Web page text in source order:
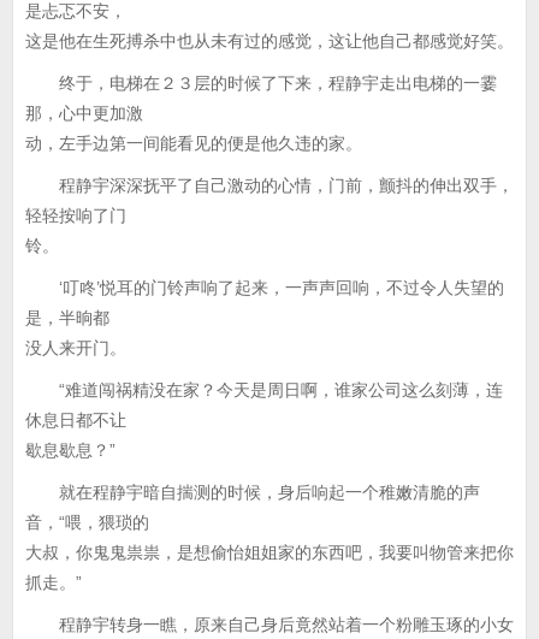
是忐忑不安，
这是他在生死搏杀中也从未有过的感觉，这让他自己都感觉好笑。
终于，电梯在２３层的时候了下来，程静宇走出电梯的一霎
那，心中更加激
动，左手边第一间能看见的便是他久违的家。
程静宇深深抚平了自己激动的心情，门前，颤抖的伸出双手，
轻轻按响了门
铃。
‘叮咚’悦耳的门铃声响了起来，一声声回响，不过令人失望的
是，半晌都
没人来开门。
“难道闯祸精没在家？今天是周日啊，谁家公司这么刻薄，连
休息日都不让
歇息歇息？”
就在程静宇暗自揣测的时候，身后响起一个稚嫩清脆的声
音，“喂，猥琐的
大叔，你鬼鬼祟祟，是想偷怡姐姐家的东西吧，我要叫物管来把你
抓走。”
程静宇转身一瞧，原来自己身后竟然站着一个粉雕玉琢的小女